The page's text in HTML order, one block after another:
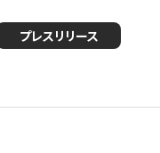
プレスリリース